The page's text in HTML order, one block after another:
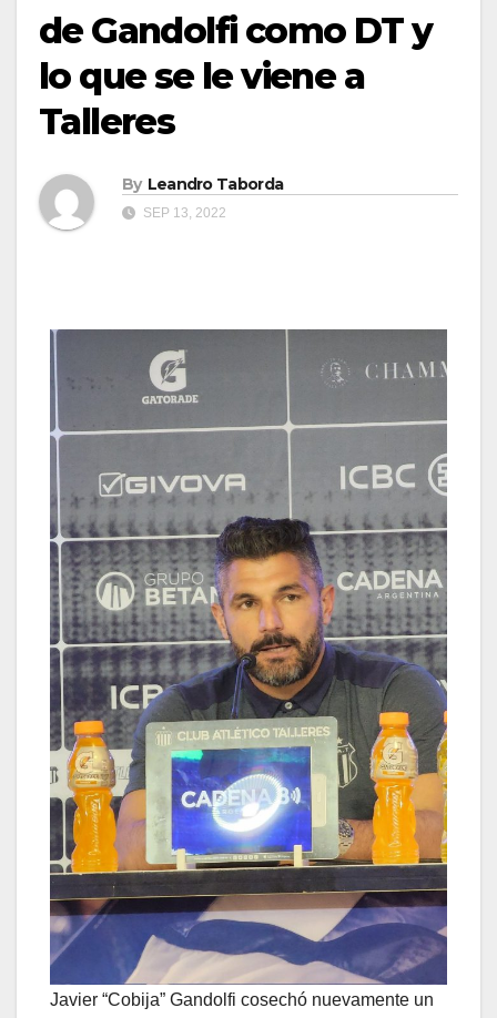
de Gandolfi como DT y
lo que se le viene a
Talleres
By Leandro Taborda
SEP 13, 2022
Javier “Cobija” Gandolfi cosechó nuevamente un